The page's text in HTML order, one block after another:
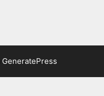
GeneratePress